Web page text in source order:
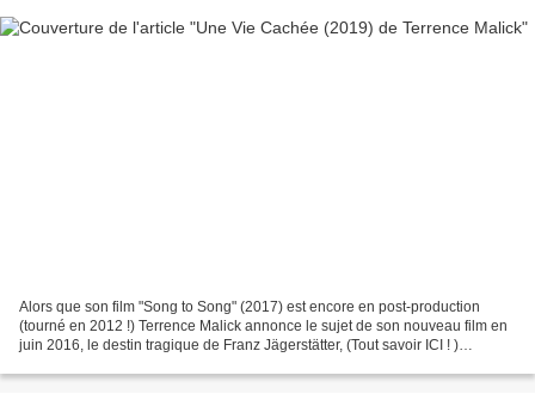
Alors que son film "Song to Song" (2017) est encore en post-production
(tourné en 2012 !) Terrence Malick annonce le sujet de son nouveau film en
juin 2016, le destin tragique de Franz Jägerstätter, (Tout savoir ICI ! )